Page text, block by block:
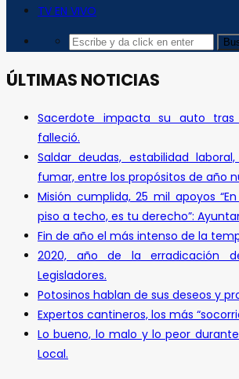
TV EN VIVO
ÚLTIMAS NOTICIAS
Sacerdote impacta su auto
falleció.
Saldar deudas, estabilidad
fumar, entre los propósitos de año
Misión cumplida, 25 mil apoyos
piso a techo, es tu derecho”:
Fin de año el más intenso de la
2020, año de la erradicación
Legisladores.
Potosinos hablan de sus deseos y
Expertos cantineros, los más
Lo bueno, lo malo y lo peor
Local.